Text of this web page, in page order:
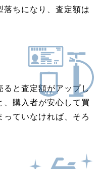
落ちになり、査定額は
ると査定額がアップし
、購入者が安心して買
っていなければ、そろ